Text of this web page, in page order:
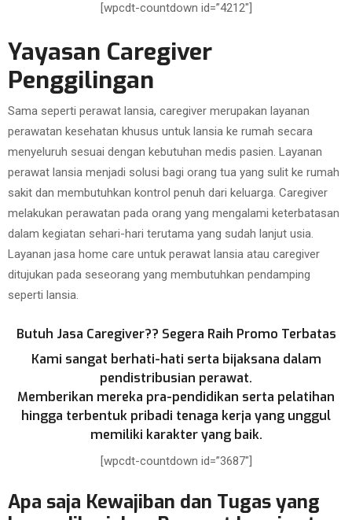
[wpcdt-countdown id=”4212″]
Yayasan Caregiver
Penggilingan
Sama seperti perawat lansia, caregiver merupakan layanan
perawatan kesehatan khusus untuk lansia ke rumah secara
menyeluruh sesuai dengan kebutuhan medis pasien. Layanan
perawat lansia menjadi solusi bagi orang tua yang sulit ke rumah
sakit dan membutuhkan kontrol penuh dari keluarga. Caregiver
melakukan perawatan pada orang yang mengalami keterbatasan
dalam kegiatan sehari-hari terutama yang sudah lanjut usia.
Layanan jasa home care untuk perawat lansia atau caregiver
ditujukan pada seseorang yang membutuhkan pendamping
seperti lansia.
Butuh Jasa Caregiver?? Segera Raih Promo Terbatas
Kami sangat berhati-hati serta bijaksana dalam
pendistribusian perawat.
Memberikan mereka pra-pendidikan serta pelatihan
hingga terbentuk pribadi tenaga kerja yang unggul
memiliki karakter yang baik.
[wpcdt-countdown id=”3687″]
Apa saja Kewajiban dan Tugas yang